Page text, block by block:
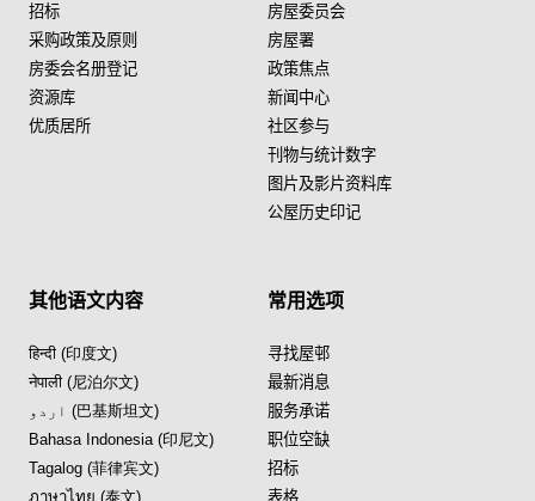
招标
采购政策及原则
房委会名册登记
资源库
优质居所
房屋委员会
房屋署
政策焦点
新闻中心
社区参与
刊物与统计数字
图片及影片资料库
公屋历史印记
其他语文内容
हिन्दी (印度文)
नेपाली (尼泊尔文)
اردو (巴基斯坦文)
Bahasa Indonesia (印尼文)
Tagalog (菲律宾文)
ภาษาไทย (泰文)
常用选项
寻找屋邨
最新消息
服务承诺
职位空缺
招标
表格